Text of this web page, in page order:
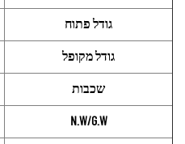
גודל פתוח
גודל מקופל
שכבות
N.W/G.W